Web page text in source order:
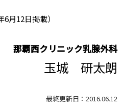
月12日掲載）
那覇西クリニック乳腺外科
玉城 研太朗
最終更新日：2016.06.12